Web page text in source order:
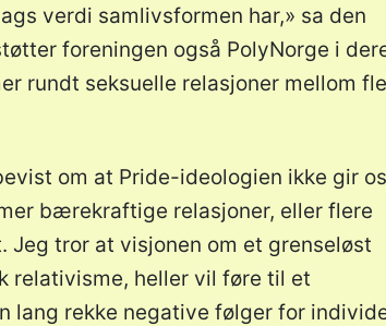
verdi samlivsformen har,» sa den
foreningen også PolyNorge i
rundt seksuelle relasjoner mellom
om at Pride-ideologien ikke gir
bærekraftige relasjoner, eller flere
tror at visjonen om et grenseløst
relativisme, heller vil føre til et
lang rekke negative følger for